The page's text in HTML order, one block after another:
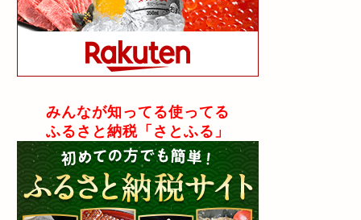
みんなが知ってる使ってる
ふるさと納税「さとふる」